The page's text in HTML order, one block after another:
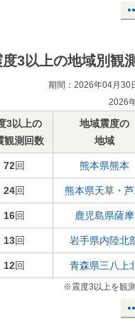
度3以上の地域別観
期間：2026年04月30
2026
3以上の
観測回数
地域震度の
地域
72回 熊本県熊本
24回 熊本県天草・
16回 鹿児島県薩摩
13回 岩手県内陸北
12回 青森県三八上
※震度3以上を観